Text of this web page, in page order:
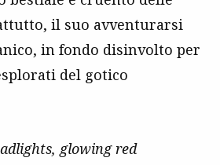
il suo avventurarsi
in fondo disinvolto per
del gotico
glowing red